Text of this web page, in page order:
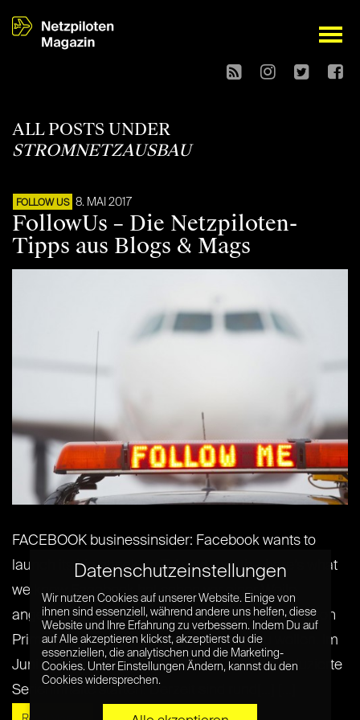
open
ALL POSTS UNDER
STROMNETZAUSBAU
FOLLOW US 8. MAI 2017
FollowUs – Die Netzpiloten-
Tipps aus Blogs & Mags
FACEBOOK businessinsider: Facebook wants to
launch its big attack on TV next month – here’s what
we know Facebook hat schon vor einer Weile
angekündigt den Streaming-Platzhirschen Amazon
Prime und Netflix Konkurrenz machen zu wollen. Im
Juni soll nun das Projekt rund um eigens produzierte
Serieninhalte starten. Derzeit sind rund[...] [...]
Datenschutzeinstellungen
Wir nutzen Cookies auf unserer Website. Einige von
ihnen sind essenziell, während andere uns helfen, diese
Website und Ihre Erfahrung zu verbessern. Indem Du auf
auf Alle akzeptieren klickst, akzeptierst du die
essenziellen, die analytischen und die Marketing-
Cookies. Unter Einstellungen Ändern, kannst du den
Cookies widersprechen.